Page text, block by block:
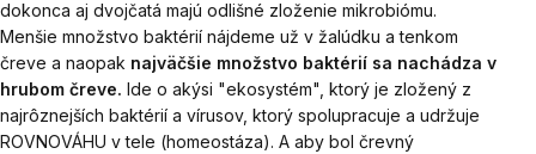
dokonca aj dvojčatá majú odlišné zloženie mikrobiómu.
Menšie množstvo baktérií nájdeme už v žalúdku a tenkom
čreve a naopak najväčšie množstvo baktérií sa nachádza v
hrubom čreve. Ide o akýsi "ekosystém", ktorý je zložený z
najrôznejších baktérií a vírusov, ktorý spolupracuje a udržuje
ROVNOVÁHU v tele (homeostáza). A aby bol črevný